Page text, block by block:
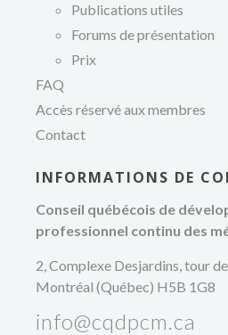
Publications utiles
Forums de présentation
Prix
FAQ
Accès réservé aux membres
Contact
INFORMATIONS DE
Conseil québécois de
professionnel continu des
2, Complexe Desjardins, tour
Montréal (Québec) H5B 1G8
info@cqdpcm.ca